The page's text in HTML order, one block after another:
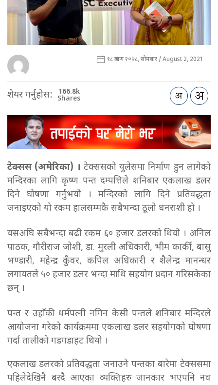
१८ श्रावण २०७८, सोमबार / August 2, 2021
शेयर गर्नुहोस: 166.8k
Shares
टेक्सस (अमेरिका) । टेक्ससको युलेसमा निर्माण हुन लागेको
मन्दिरका लागि कृष्ण पन्त दम्पत्तिले शनिबार एकलाख डलर
दिने घोषणा गर्नुभयो । मन्दिरको लागि दिने प्रतिवद्धता
जनाइएको यो रकम हालसम्मकै सबैभन्दा ठूलो धनराशी हो ।
यसअघि सबैभन्दा बढी रकम ६० हजार डलरको थियो । अनिल
पाठक, गौरीराज जोशी, डा. मुरली अधिकारी, भीम कार्की, बासु
भण्डारी, महेन्द्र कुँवर, कपिल अधिकारी र शैलेन्द्र मानन्धर
लगायतले ५० हजार डलर भन्दा माथि सहयोग प्रदान गरिसकेका
छन् ।
पन्त र उहाँकी धर्मपत्नी नगिन केसी पन्तले शनिबार मन्दिरले
आयोजना गरेको कार्यक्रममा एकलाख डलर सहयोगको घोषणा
गर्दा तालीको गडगडाहट थियो ।
एकलाख डलरको प्रतिवद्धता जनाउने पन्तका बारेमा टेक्ससमा
पहिलेदेखिनै बस्दै आएका व्यक्तिहरु जानकार भएपनि नव